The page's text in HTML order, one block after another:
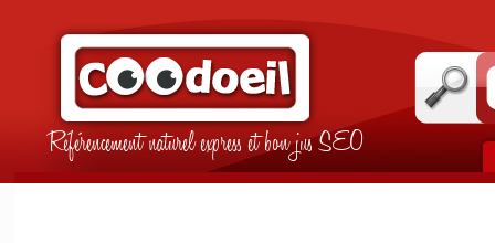
Référencement naturel express et bon jus SEO